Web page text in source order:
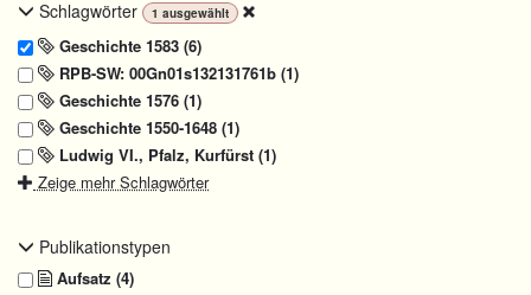
Schlagwörter 1 ausgewählt
Geschichte 1583 (6)
RPB-SW: 00Gn01s132131761b (1)
Geschichte 1576 (1)
Geschichte 1550-1648 (1)
Ludwig VI., Pfalz, Kurfürst (1)
Zeige mehr Schlagwörter
Publikationstypen
Aufsatz (4)